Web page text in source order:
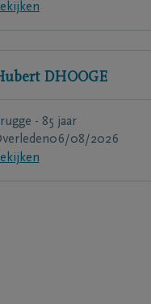
DHOOGE
- 85 jaar
06/08/2026